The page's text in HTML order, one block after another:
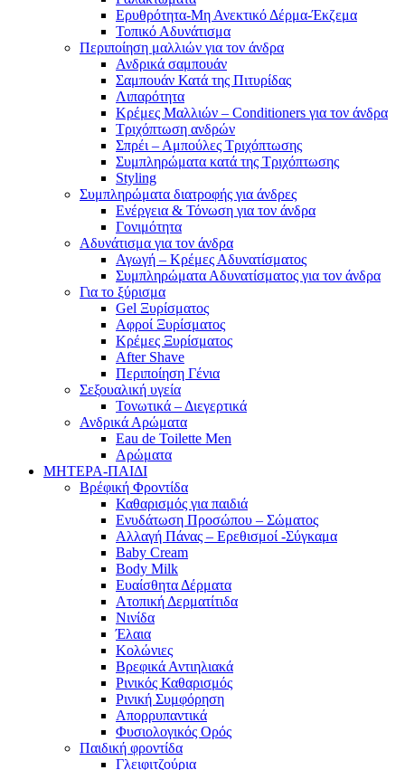
Ερυθρότητα-Μη Ανεκτικό Δέρμα-Έκζεμα
Τοπικό Αδυνάτισμα
Περιποίηση μαλλιών για τον άνδρα
Ανδρικά σαμπουάν
Σαμπουάν Κατά της Πιτυρίδας
Λιπαρότητα
Κρέμες Μαλλιών – Conditioners για τον άνδρα
Τριχόπτωση ανδρών
Σπρέι – Αμπούλες Τριχόπτωσης
Συμπληρώματα κατά της Τριχόπτωσης
Styling
Συμπληρώματα διατροφής για άνδρες
Ενέργεια & Τόνωση για τον άνδρα
Γονιμότητα
Αδυνάτισμα για τον άνδρα
Αγωγή – Κρέμες Αδυνατίσματος
Συμπληρώματα Αδυνατίσματος για τον άνδρα
Για το ξύρισμα
Gel Ξυρίσματος
Αφροί Ξυρίσματος
Κρέμες Ξυρίσματος
After Shave
Περιποίηση Γένια
Σεξουαλική υγεία
Τονωτικά – Διεγερτικά
Ανδρικά Αρώματα
Eau de Toilette Men
Αρώματα
ΜΗΤΕΡΑ-ΠΑΙΔΙ
Βρέφική Φροντίδα
Καθαρισμός για παιδιά
Ενυδάτωση Προσώπου – Σώματος
Αλλαγή Πάνας – Ερεθισμοί -Σύγκαμα
Baby Cream
Body Milk
Ευαίσθητα Δέρματα
Ατοπική Δερματίτιδα
Νινίδα
Έλαια
Κολώνιες
Βρεφικά Αντιηλιακά
Ρινικός Καθαρισμός
Ρινική Συμφόρηση
Απορρυπαντικά
Φυσιολογικός Ορός
Παιδική φροντίδα
Γλειφιτζούρια